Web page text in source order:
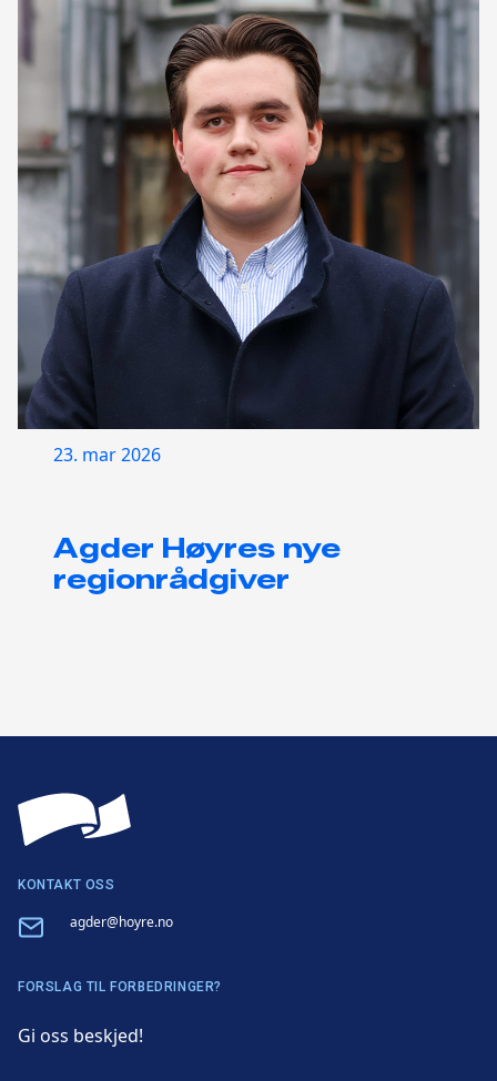
23. mar 2026
Agder Høyres nye
regionrådgiver
KONTAKT OSS
Email agder@hoyre.no
FORSLAG TIL FORBEDRINGER?
Gi oss beskjed!